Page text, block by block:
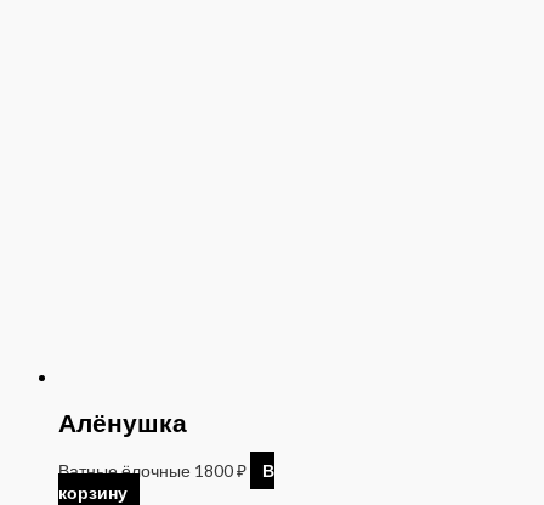
Алёнушка
Ватные ёлочные 1800₽
В
корзину